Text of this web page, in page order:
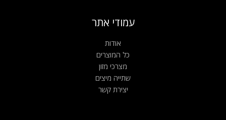
עמודי אתר
אודות
כל המוצרים
מצרכי מזון
שתייה מיצים
יצירת קשר